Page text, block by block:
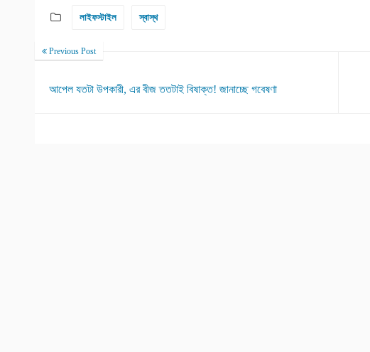
লাইফস্টাইল স্বাস্থ
Previous Post
আপেল যতটা উপকারী, এর বীজ ততটাই বিষাক্ত! জানাচ্ছে গবেষণা